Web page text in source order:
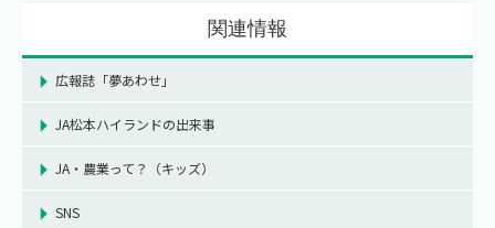
関連情報
広報誌「夢あわせ」
JA松本ハイランドの出来事
JA・農業って？（キッズ）
SNS